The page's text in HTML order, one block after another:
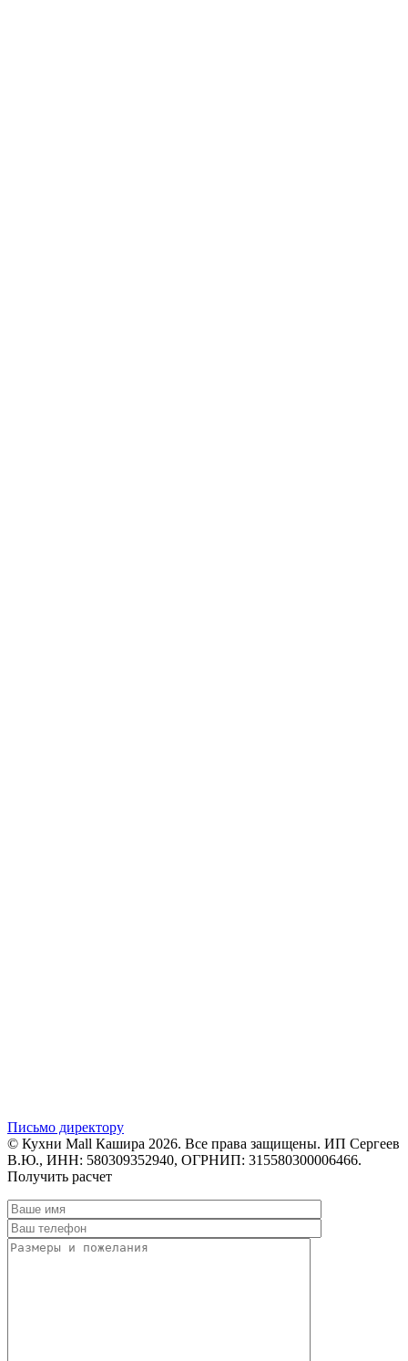
Письмо директору
© Кухни Mall Кашира 2026. Все права защищены. ИП Сергеев
В.Ю., ИНН: 580309352940, ОГРНИП: 315580300006466.
Получить расчет